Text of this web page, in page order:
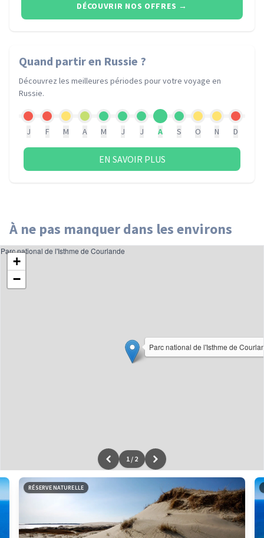
DÉCOUVRIR NOS OFFRES →
Quand partiren Russie ?
Découvrez les meilleures périodes pour votre voyage en
Russie.
J F M A M J J A S O N D
EN SAVOIR PLUS
À ne pas manquer dans les environs
Parc national de l'Isthme de
+
−
Leaflet|données ©OpenStreetMap/ODbL - renduOSM France
Parc national de l'Isthme de Courlande
1 / 2
RÉSERVE NATURELLE